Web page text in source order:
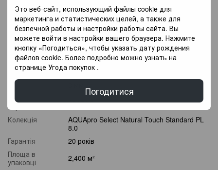
Это веб-сайт, использующий файлы cookie для
маркетинга и статистических целей, а также для
безпечной работы и настройки работы сайта. Вы
можете войти в настройки вашего браузера. Нажмите
кнопку «Погодиться», чтобы указать дату рождения
файлов cookie. Более подробно можно узнать на
странице Угода покупок .
Погодитися
частинами, і оплачувати різними платежами протягом 3
місяців.
Характеристики
Клас
зносостійкості
33 клас
Товщина
Країна
виробник
Австрія
Колекція
AQUApro Select Natural Touch Standard PL
8.0
Гарантія
20 років
Площа в
упаковці
2,400 м²